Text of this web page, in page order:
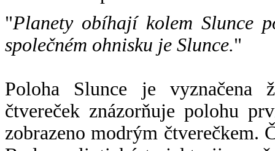
"Planety obíhají kolem Slunce
společném ohnisku je Slunce."
Poloha Slunce je vyznačena
čtvereček znázorňuje polohu
zobrazeno modrým čtverečkem.